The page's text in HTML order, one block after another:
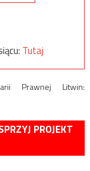
Tutaj
Prawnej Litwin:
PROJEKT